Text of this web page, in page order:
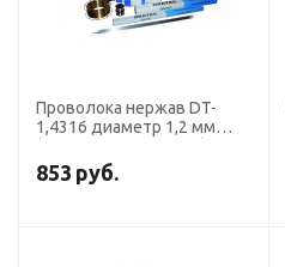
Проволока нержав DT-
1,4316 диаметр 1,2 мм
DRATEC
853 руб.